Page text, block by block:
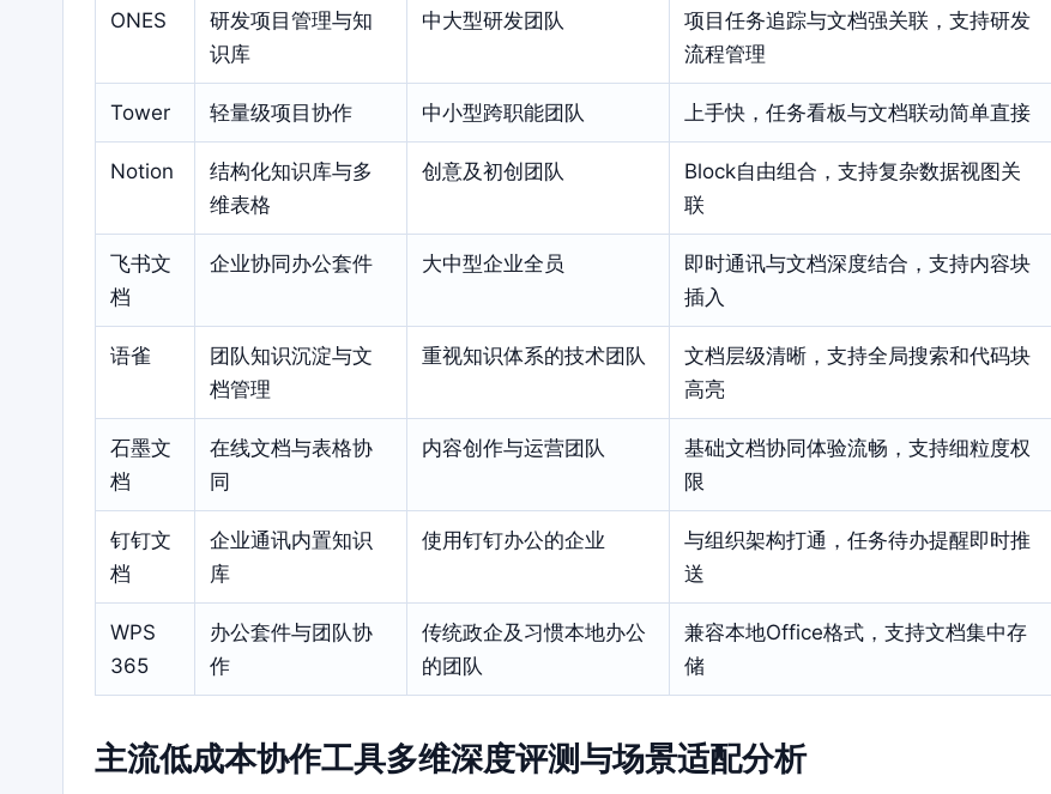
ONES
研发项目管理与知
识库
中大型研发团队
项目任务追踪与文档强关联，支持研发
流程管理
Tower 轻量级项目协作 中小型跨职能团队 上手快，任务看板与文档联动简单直接
Notion
结构化知识库与多
维表格
创意及初创团队
Block自由组合，支持复杂数据视图关
联
飞书文
档
企业协同办公套件 大中型企业全员
即时通讯与文档深度结合，支持内容块
插入
语雀
团队知识沉淀与文
档管理
重视知识体系的技术团队
文档层级清晰，支持全局搜索和代码块
高亮
石墨文
档
在线文档与表格协
同
内容创作与运营团队
基础文档协同体验流畅，支持细粒度权
限
钉钉文
档
企业通讯内置知识
库
使用钉钉办公的企业
与组织架构打通，任务待办提醒即时推
送
WPS
365
办公套件与团队协
作
传统政企及习惯本地办公
的团队
兼容本地Office格式，支持文档集中存
储
主流低成本协作工具多维深度评测与场景适配分析